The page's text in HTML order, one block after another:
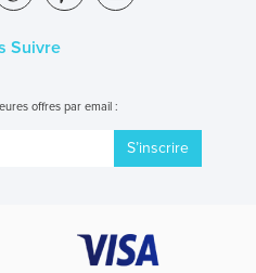
Suivre
offres par email :
S’inscrire